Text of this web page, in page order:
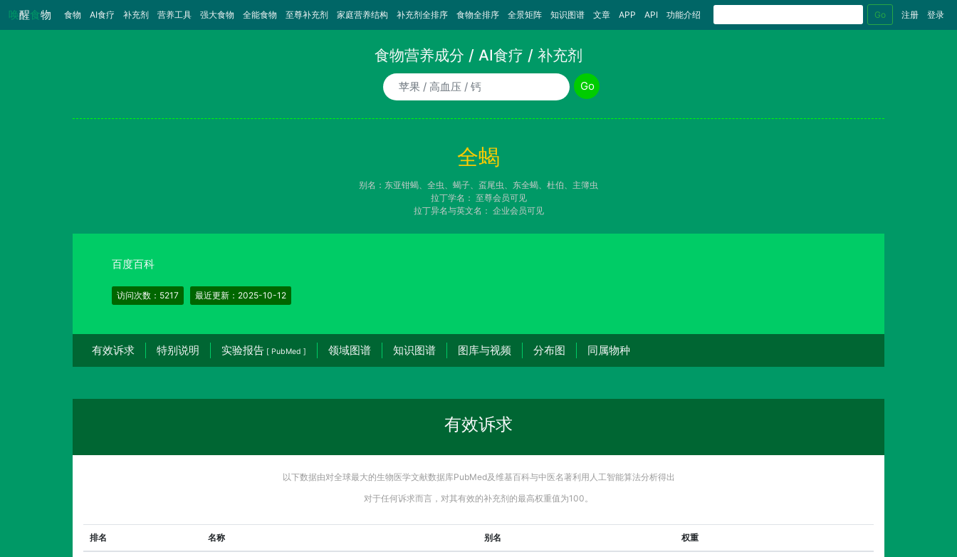
唤醒食物 食物 （当前）
AI食疗 补充剂 营养工具 强大食物 全能食物 至尊补充剂 家庭营养结构 补充剂全排序 食物全排序 全景矩阵 知识图谱 文章 APP API 功能介绍 Go 注册 登录
食物营养成分 / AI食疗 / 补充剂
食物/AI食疗诉求/补充剂名称
Go
全蝎
别名：东亚钳蝎、全虫、蝎子、虿尾虫、东全蝎、杜伯、主簿虫
拉丁学名： 至尊会员可见
拉丁异名与英文名： 企业会员可见
百度百科
访问次数：5217 最近更新：2025-10-12
有效诉求 特别说明 实验报告 [ PubMed ] 领域图谱 知识图谱 图库与视频 分布图 同属物种
有效诉求
以下数据由对全球最大的生物医学文献数据库PubMed及维基百科与中医名著利用人工智能算法分析得出
对于任何诉求而言，对其有效的补充剂的最高权重值为100。
排名 名称 别名 权重